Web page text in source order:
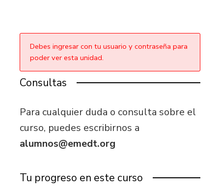
Debes ingresar con tu usuario y contraseña para
poder ver esta unidad.
Consultas
Para cualquier duda o consulta sobre el
curso, puedes escribirnos a
alumnos@emedt.org
Tu progreso en este curso